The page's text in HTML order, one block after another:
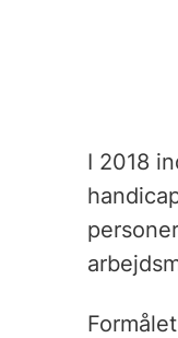
I 2018